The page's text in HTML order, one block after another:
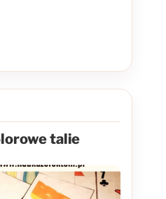
talie